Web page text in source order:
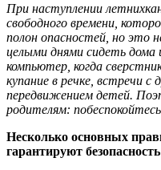
При наступлении
свободного времени,
полон опасностей, но это
целыми днями сидеть дома
компьютер, когда
купание в речке, встречи с
передвижением детей.
родителям:
Несколько основных
гарантируют